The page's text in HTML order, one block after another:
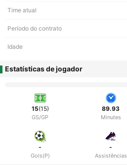
Time atual
Período do contrato
Idade
Estatísticas de jogador
15(15)
GS/GP
89.93
Minutes
-
Gols(P)
-
Assistências